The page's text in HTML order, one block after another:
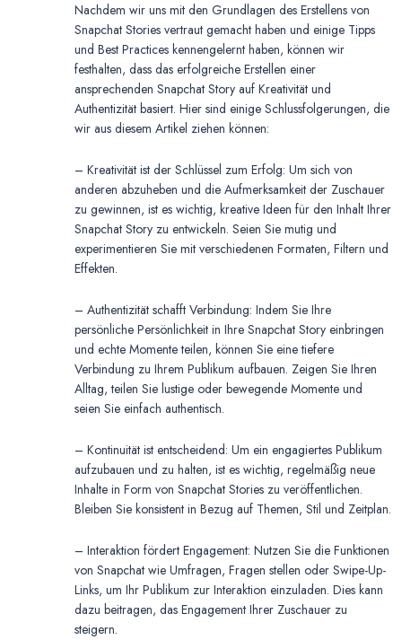
Nachdem wir uns mit den Grundlagen des Erstellens von
Snapchat Stories vertraut gemacht haben und einige Tipps
und Best Practices kennengelernt haben, können wir
festhalten, dass das erfolgreiche Erstellen einer
ansprechenden Snapchat Story auf Kreativität und
Authentizität basiert. Hier sind einige Schlussfolgerungen, die
wir aus diesem Artikel ziehen können:
– Kreativität ist der Schlüssel zum Erfolg: Um sich von
anderen abzuheben und die Aufmerksamkeit der Zuschauer
zu gewinnen, ist es wichtig, kreative Ideen für den Inhalt Ihrer
Snapchat Story zu entwickeln. Seien Sie mutig und
experimentieren Sie mit verschiedenen Formaten, Filtern und
Effekten.
– Authentizität schafft Verbindung: Indem Sie Ihre
persönliche Persönlichkeit in Ihre Snapchat Story einbringen
und echte Momente teilen, können Sie eine tiefere
Verbindung zu Ihrem Publikum aufbauen. Zeigen Sie Ihren
Alltag, teilen Sie lustige oder bewegende Momente und
seien Sie einfach authentisch.
– Kontinuität ist entscheidend: Um ein engagiertes Publikum
aufzubauen und zu halten, ist es wichtig, regelmäßig neue
Inhalte in Form von Snapchat Stories zu veröffentlichen.
Bleiben Sie konsistent in Bezug auf Themen, Stil und Zeitplan.
– Interaktion fördert Engagement: Nutzen Sie die Funktionen
von Snapchat wie Umfragen, Fragen stellen oder Swipe-Up-
Links, um Ihr Publikum zur Interaktion einzuladen. Dies kann
dazu beitragen, das Engagement Ihrer Zuschauer zu
steigern.